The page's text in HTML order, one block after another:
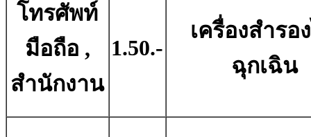
โทรศัพท์
มือถือ ,
สำนักงาน
1.50.-
เครื่องสำรอ
ฉุกเฉิน